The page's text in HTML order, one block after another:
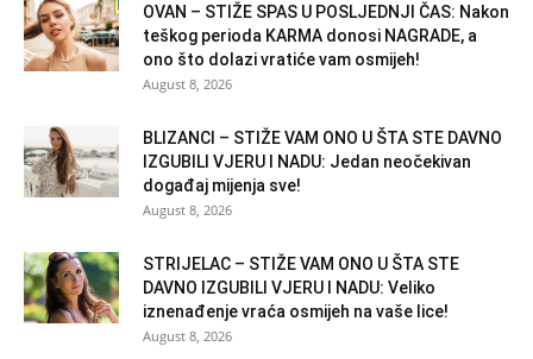
OVAN – STIŽE SPAS U POSLJEDNJI ČAS: Nakon
teškog perioda KARMA donosi NAGRADE, a
ono što dolazi vratiće vam osmijeh!
August 8, 2026
BLIZANCI – STIŽE VAM ONO U ŠTA STE DAVNO
IZGUBILI VJERU I NADU: Jedan neočekivan
događaj mijenja sve!
August 8, 2026
STRIJELAC – STIŽE VAM ONO U ŠTA STE
DAVNO IZGUBILI VJERU I NADU: Veliko
iznenađenje vraća osmijeh na vaše lice!
August 8, 2026